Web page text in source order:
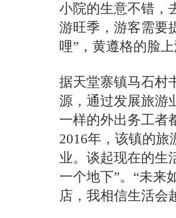
小院的生意不错，
游旺季，游客需要
哩”，黄遵格的脸上
据天堂寨镇马石村
源，通过发展旅游
一样的外出务工者
2016年，该镇的旅
业。谈起现在的生
一个地下”。“未来
店，我相信生活会